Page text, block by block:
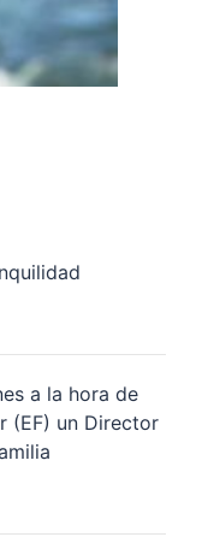
a la hora de
(EF) un Director